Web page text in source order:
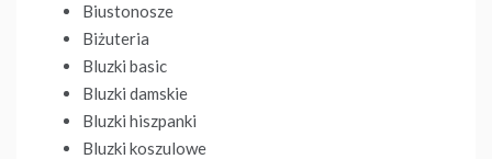
Biustonosze
Biżuteria
Bluzki basic
Bluzki damskie
Bluzki hiszpanki
Bluzki koszulowe